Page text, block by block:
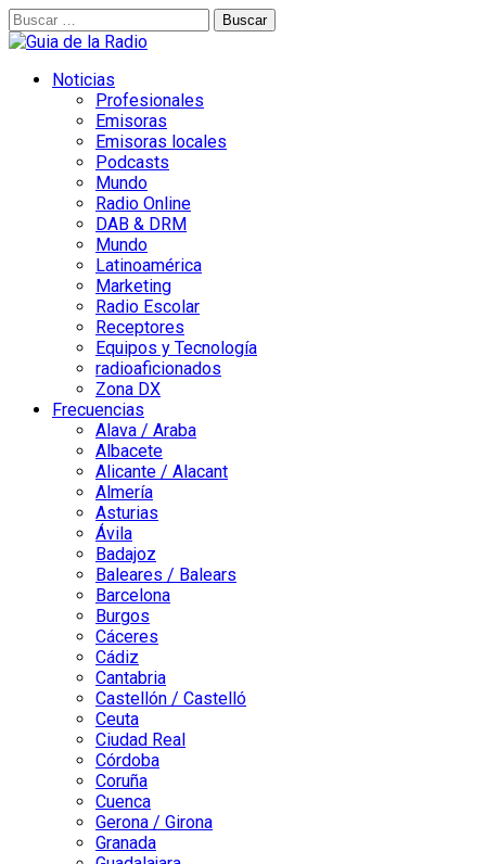
Buscar:
Noticias
Profesionales
Emisoras
Emisoras locales
Podcasts
Mundo
Radio Online
DAB & DRM
Mundo
Latinoamérica
Marketing
Radio Escolar
Receptores
Equipos y Tecnología
radioaficionados
Zona DX
Frecuencias
Alava / Araba
Albacete
Alicante / Alacant
Almería
Asturias
Ávila
Badajoz
Baleares / Balears
Barcelona
Burgos
Cáceres
Cádiz
Cantabria
Castellón / Castelló
Ceuta
Ciudad Real
Córdoba
Coruña
Cuenca
Gerona / Girona
Granada